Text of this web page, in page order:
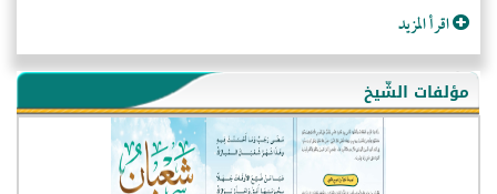
اقرأ المزيد
مؤلفات الشّيخ